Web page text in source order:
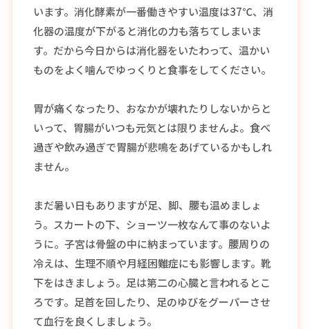
います。消化酵素が一番働きやすい温度は37℃、消
化器の温度が下がると消化の力も落ちてしまいま
す。だから今日からは消化器をいたわって、温かい
ものをよく噛んでゆっくりと食事をしてください。
胃が痛くなったり、おなかが壊れたりしないからと
いって、胃腸がいつも元気とは限りませんよ。食べ
過ぎや飲み過ぎで胃腸が悲鳴をあげているかもしれ
ません。
まだ暑い日もありますが足、脚、腰も温めましょ
う。スカートの下、ショーツ一枚なんて事のないよ
うに。子宮は骨盤の中に納まっています。腰周りの
冷えは、生理不順や月経困難症にも影響します。靴
下をはきましょう。足は第二の心臓と言われるとこ
ろです。足首を回したり、足のゆびをグーパーさせ
て血行を良くしましょう。